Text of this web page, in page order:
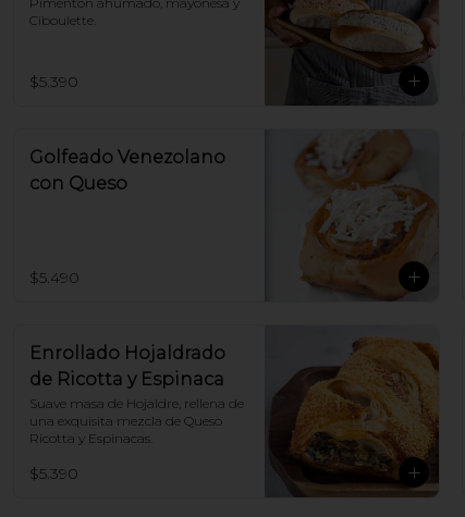
Ciboulette.
$5.390
Golfeado Venezolano
con Queso
$5.490
Enrollado Hojaldrado
de Ricotta y Espinaca
Suave masa de Hojaldre, rellena de
una exquisita mezcla de Queso
Ricotta y Espinacas.
$5.390